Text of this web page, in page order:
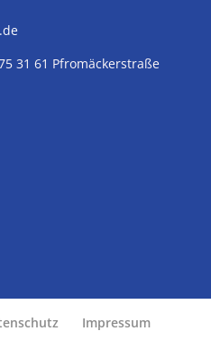
31 61 Pfromäckerstraße
Impressum